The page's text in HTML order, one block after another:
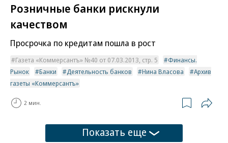
Розничные банки рискнули
качеством
Просрочка по кредитам пошла в рост
Газета «Коммерсантъ» №40 от 07.03.2013, стр. 5
Финансы.
Рынок
Банки Деятельность банков Нина Власова
Архив
газеты «Коммерсантъ»
2 мин.
Показать еще